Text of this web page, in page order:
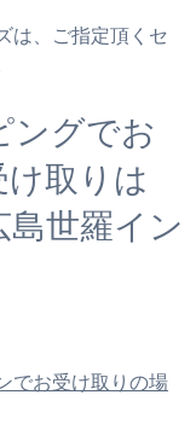
は、ご指定頂くセ
ングでお
取りは
島世羅イン
でお受け取りの場